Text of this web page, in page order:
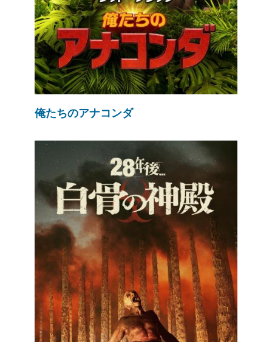
俺たちのアナコンダ